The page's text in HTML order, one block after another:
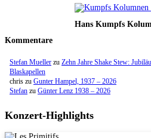
Hans Kumpfs
Kommentare
Stefan Mueller zu Zehn Jahre Shake Stew:
Blaskapellen
chris zu Gunter Hampel, 1937 – 2026
Stefan zu Günter Lenz 1938 – 2026
Konzert-Highlights